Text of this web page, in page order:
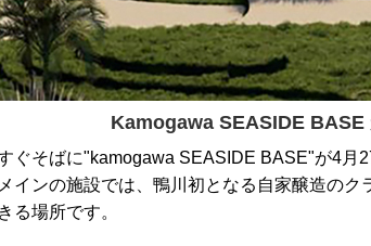
Kamogawa SEASIDE BASE
ぐそばに"kamogawa SEASIDE BASE"が4
インの施設では、鴨川初となる自家醸造の
る場所です。